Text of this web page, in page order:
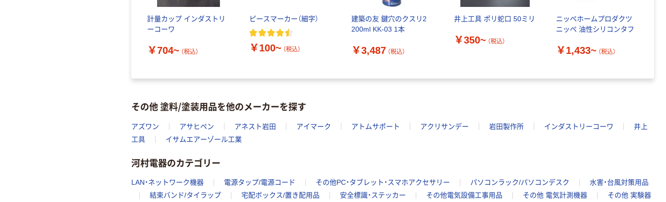
計量カップ インダストリ
ーコーワ
￥704~ （税込）
ピースマーカー（細字）
￥100~ （税込）
建築の友 鍵穴のクスリ2
200ml KK-03 1本
￥3,487 （税込）
井上工具 ポリ蛇口 50ミリ
￥350~ （税込）
ニッペホームプロダクツ
ニッぺ 油性シリコンタフ
￥1,433~ （税込）
その他 塗料/塗装用品を他のメーカーを探す
アズワン アサヒペン アネスト岩田 アイマーク アトムサポート アクリサンデー 岩田製作所 インダストリーコーワ
井上
工具
イサムエアーゾール工業
河村電器のカテゴリー
LAN・ネットワーク機器 電源タップ/電源コード その他PC・タブレット・スマホアクセサリー パソコンラック/パソコンデスク
水害・台風対策用品
結束バンド/タイラップ
宅配ボックス/置き配用品 安全標識・ステッカー その他電気設備工事用品 その他 電気計測機器
その他 実験器